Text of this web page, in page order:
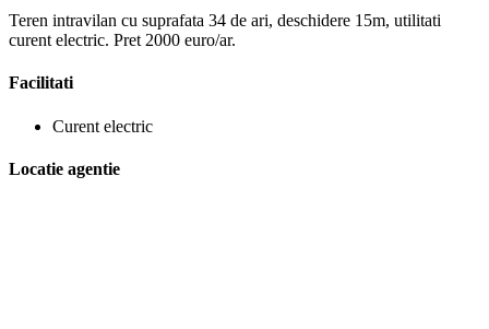
Teren intravilan cu suprafata 34 de ari, deschidere 15m, utilitati
curent electric. Pret 2000 euro/ar.
Facilitati
Curent electric
Locatie agentie